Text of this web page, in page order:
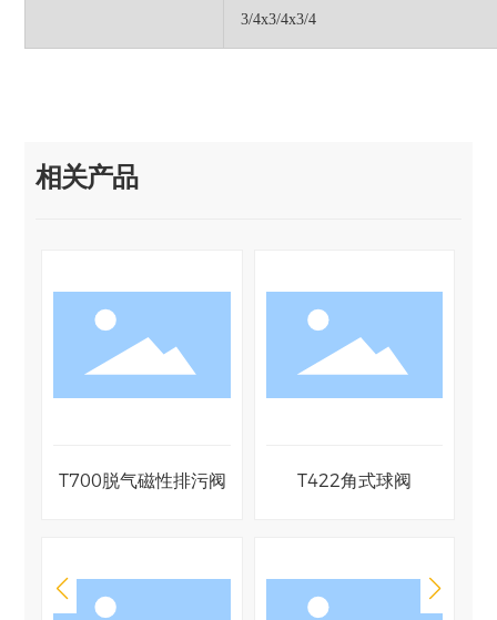
3/4x3/4x3/4
相关产品
T700脱气磁性排污阀 T422角式球阀